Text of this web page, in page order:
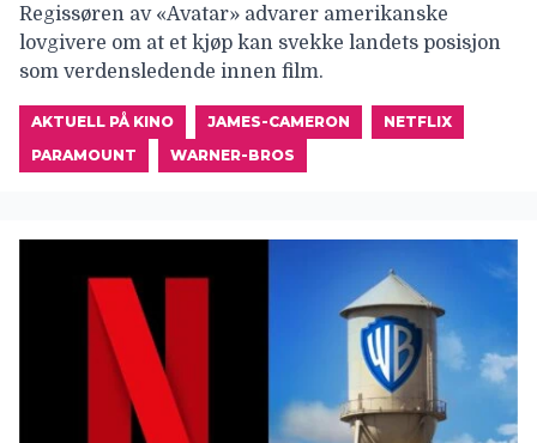
Regissøren av «Avatar» advarer amerikanske
lovgivere om at et kjøp kan svekke landets posisjon
som verdensledende innen film.
AKTUELL PÅ KINO JAMES-CAMERON
NETFLIX
PARAMOUNT
WARNER-BROS